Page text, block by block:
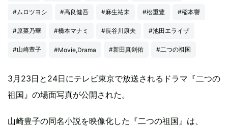
#ムロツヨシ #高良健吾 #麻生祐未 #松重豊 #稲本響
#原菜乃華 #橋本マナミ #長谷川康夫 #池田エライザ
#山崎豊子 #Movie,Drama #新田真剣佑 #二つの祖国
3月23日と24日にテレビ東京で放送されるドラマ『二つの
祖国』の場面写真が公開された。
山崎豊子の同名小説を映像化した『二つの祖国』は、